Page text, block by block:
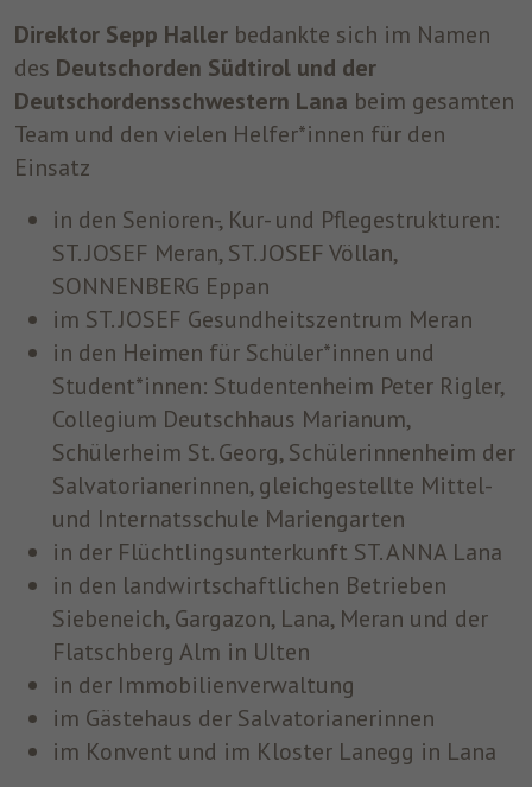
Direktor Sepp Haller bedankte sich im Namen
des Deutschorden Südtirol und der
Deutschordensschwestern Lana beim gesamten
Team und den vielen Helfer*innen für den
Einsatz
in den Senioren-, Kur- und Pflegestrukturen:
ST. JOSEF Meran, ST. JOSEF Völlan,
SONNENBERG Eppan
im ST. JOSEF Gesundheitszentrum Meran
in den Heimen für Schüler*innen und
Student*innen: Studentenheim Peter Rigler,
Collegium Deutschhaus Marianum,
Schülerheim St. Georg, Schülerinnenheim der
Salvatorianerinnen, gleichgestellte Mittel-
und Internatsschule Mariengarten
in der Flüchtlingsunterkunft ST. ANNA Lana
in den landwirtschaftlichen Betrieben
Siebeneich, Gargazon, Lana, Meran und der
Flatschberg Alm in Ulten
in der Immobilienverwaltung
im Gästehaus der Salvatorianerinnen
im Konvent und im Kloster Lanegg in Lana